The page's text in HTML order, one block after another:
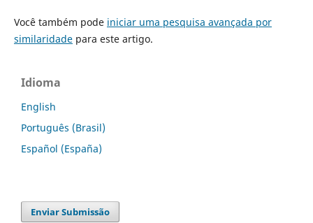
Você também pode iniciar uma pesquisa avançada por
similaridadepara este artigo.
Idioma
English
Português (Brasil)
Español (España)
Enviar Submissão